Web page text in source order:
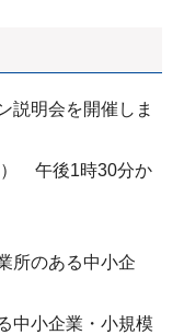
説明会を開催しま
） 午後1時30分か
所のある中小企
中小企業・小規模